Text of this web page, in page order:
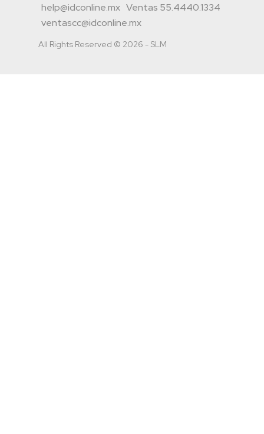
help@idconline.mx Ventas 55.4440.1334
ventascc@idconline.mx
All Rights Reserved © 2026 - SLM